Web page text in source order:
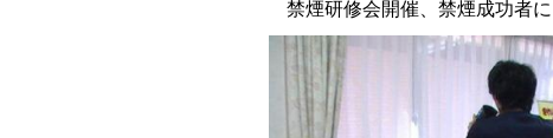
禁煙研修会開催、禁煙成功者